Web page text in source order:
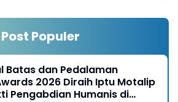
Post Populer
Batas dan Pedalaman
2026 Diraih Iptu Motalip
Pengabdian Humanis di